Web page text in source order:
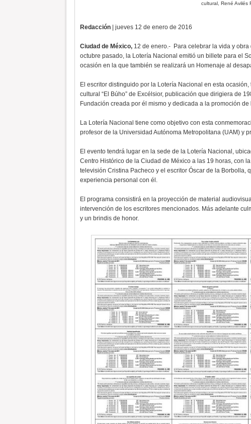
cultural, René Avilés
Redacción| jueves 12 de enero de 2016
Ciudad de México,12 de enero.- Para celebrar la vida y obra
octubre pasado, la Lotería Nacional emitió un billete para el
ocasión en la que también se realizará un Homenaje al
El escritor distinguido por la Lotería Nacional en esta
cultural “El Búho” de Excélsior, publicación que dirigiera de
Fundación creada por él mismo y dedicada a la promoción
La Lotería Nacional tiene como objetivo con esta
profesor de la Universidad Autónoma Metropolitana (UAM) y
El evento tendrá lugar en la sede de la Lotería Nacional,
Centro Histórico de la Ciudad de México a las 19 horas, con
televisión Cristina Pacheco y el escritor Óscar de la Borbolla,
experiencia personal con él.
El programa consistirá en la proyección de material
intervención de los escritores mencionados. Más adelante
y un brindis de honor.